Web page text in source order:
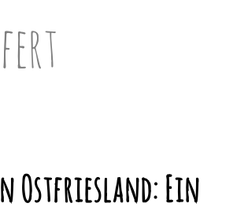
Ostfriesland: Ein